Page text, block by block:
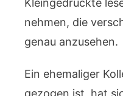
Kleingedruckte
nehmen, die
genau anzusehen.
Ein ehemaliger
gezogen ist, hat